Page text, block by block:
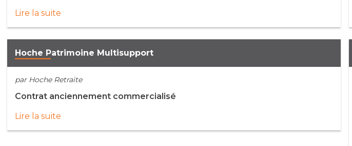
Lire la suite
Hoche Patrimoine Multisupport
par Hoche Retraite
Contrat anciennement commercialisé
Lire la suite